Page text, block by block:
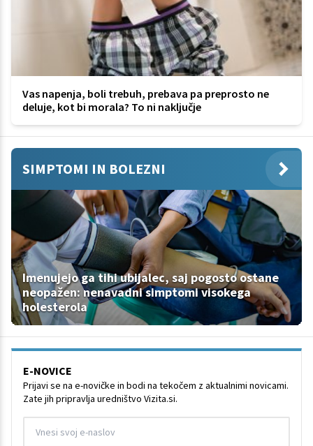
Vas napenja, boli trebuh, prebava pa preprosto ne
deluje, kot bi morala? To ni naključje
SIMPTOMI IN BOLEZNI
Imenujejo ga tihi ubijalec, saj pogosto ostane
neopažen: nenavadni simptomi visokega
holesterola
E-NOVICE
Prijavi se na e-novičke in bodi na tekočem z aktualnimi novicami.
Zate jih pripravlja uredništvo Vizita.si.